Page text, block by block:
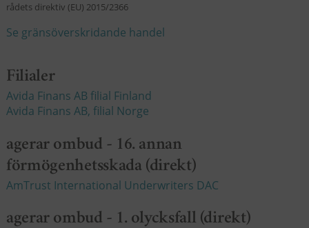
rådets direktiv (EU) 2015/2366
Se gränsöverskridande handel
Filialer
Avida Finans AB filial Finland
Avida Finans AB, filial Norge
agerar ombud - 16. annan
förmögenhetsskada (direkt)
AmTrust International Underwriters DAC
agerar ombud - 1. olycksfall (direkt)